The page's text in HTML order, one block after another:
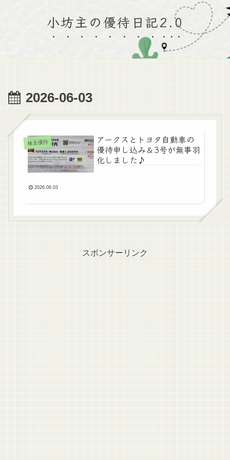
小坊主の優待日記2.0
2026-06-03
株主優待
アークスとトヨタ自動車の
優待申し込み＆3号が無事羽
化しました♪
2026.06.03
スポンサーリンク